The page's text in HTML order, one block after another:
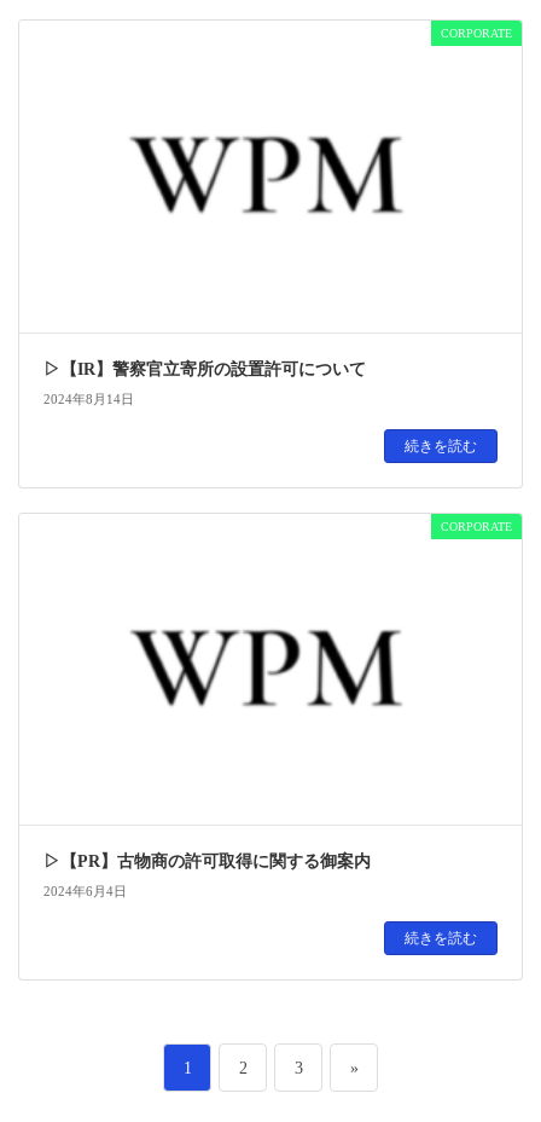
CORPORATE
▷【IR】警察官立寄所の設置許可について
2024年8月14日
続きを読む
CORPORATE
▷【PR】古物商の許可取得に関する御案内
2024年6月4日
続きを読む
ペ
1 ペ
2 ペ
3 »